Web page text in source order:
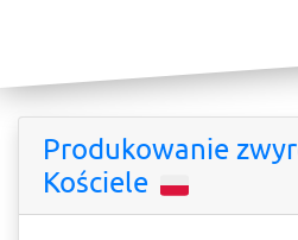
Produkowanie
Kościele